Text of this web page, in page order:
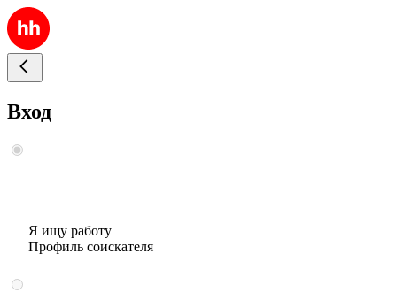
Вход
Я ищу работу
Профиль соискателя